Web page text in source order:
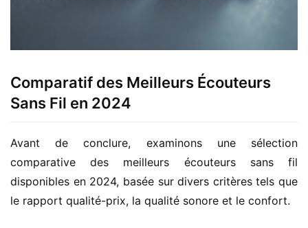
Comparatif des Meilleurs Écouteurs
Sans Fil en 2024
Avant de conclure, examinons une sélection
comparative des meilleurs écouteurs sans fil
disponibles en 2024, basée sur divers critères tels que
le rapport qualité-prix, la qualité sonore et le confort.